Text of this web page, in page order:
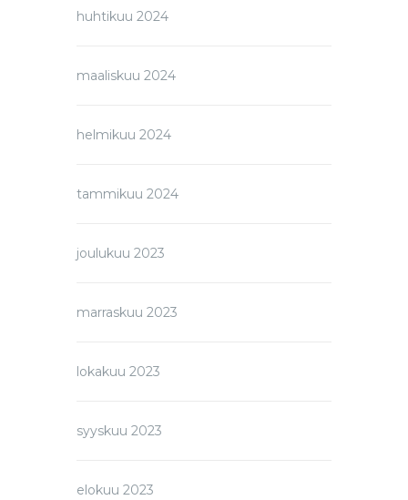
huhtikuu 2024
maaliskuu 2024
helmikuu 2024
tammikuu 2024
joulukuu 2023
marraskuu 2023
lokakuu 2023
syyskuu 2023
elokuu 2023